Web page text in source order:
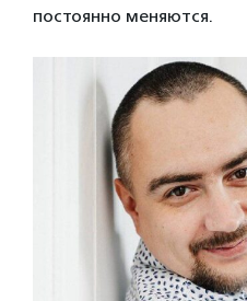
постоянно меняются.